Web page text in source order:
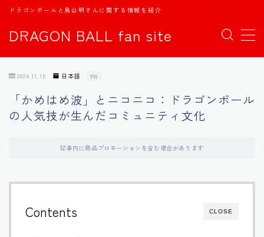
DRAGON BALL fan site
ドラゴンボールと鳥山明さんに関する情報を紹介
MENU
日本語
中文
Español
2024.11.15 日本語 PR
「かめはめ波」とニコニコ：ドラゴンボール
の人気技が生んだコミュニティ文化
記事内に商品プロモーションを含む場合があります
CLOSE
Contents